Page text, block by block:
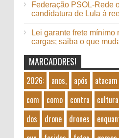
Federação PSOL-Rede
candidatura de Lula à
Lei garante frete mínimo
cargas; saiba o que
MARCADORES!
2026: anos, após atacam
com
como contra cultura
dos
drone drones